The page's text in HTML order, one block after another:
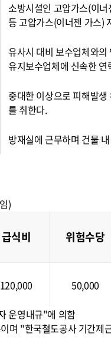
소방시설인 고압가스(이
등 고압가스(이너젠 가스)
유사시 대비 보수업체와
유지보수업체에 신속한 연
중대한 이상으로 피해발
를 취한다.
방재실에 근무하며 건물
)
급식비 위험수당
120,000 50,000
운영내규"에 의함
며 "한국철도공사 기간제